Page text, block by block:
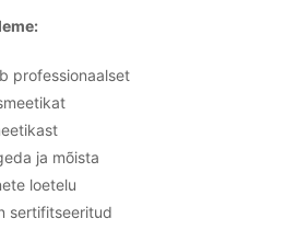
professionaalset
ja mõista
loetelu
sertifitseeritud